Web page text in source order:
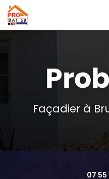
Aller
au
contenu
principal
Façadier à
07 55